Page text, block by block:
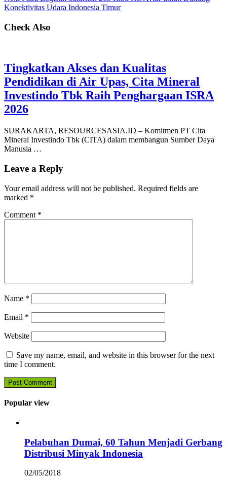
Konektivitas Udara Indonesia Timur
Check Also
Tingkatkan Akses dan Kualitas
Pendidikan di Air Upas, Cita Mineral
Investindo Tbk Raih Penghargaan ISRA
2026
SURAKARTA, RESOURCESASIA.ID – Komitmen PT Cita
Mineral Investindo Tbk (CITA) dalam membangun Sumber Daya
Manusia …
Leave a Reply
Your email address will not be published. Required fields are
marked *
Comment *
Name *
Email *
Website
Save my name, email, and website in this browser for the next
time I comment.
Popular view
Pelabuhan Dumai, 60 Tahun Menjadi Gerbang
Distribusi Minyak Indonesia
02/05/2018